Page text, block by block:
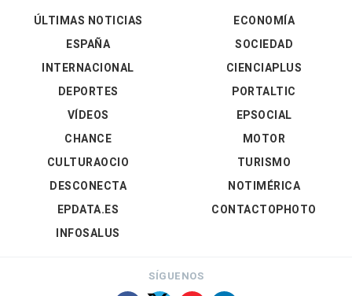
ÚLTIMAS NOTICIAS
ESPAÑA
INTERNACIONAL
DEPORTES
VÍDEOS
ECONOMÍA
SOCIEDAD
CIENCIAPLUS
PORTALTIC
EPSOCIAL
CHANCE
CULTURAOCIO
DESCONECTA
EPDATA.ES
INFOSALUS
MOTOR
TURISMO
NOTIMÉRICA
CONTACTOPHOTO
SÍGUENOS